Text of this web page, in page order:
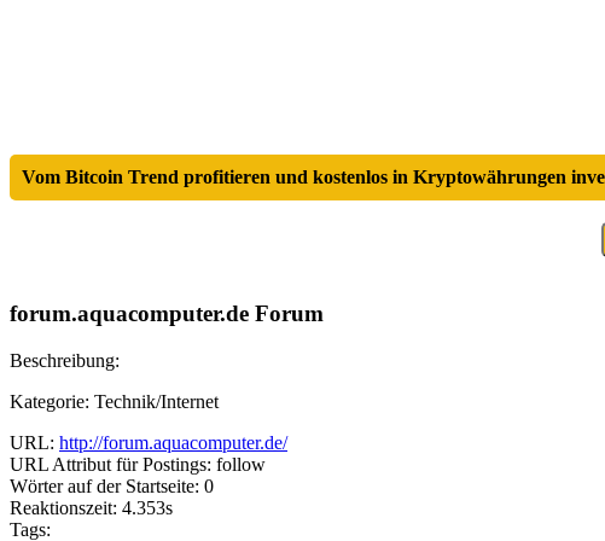
Vom Bitcoin Trend profitieren und kostenlos in Kryptowährungen
forum.aquacomputer.de Forum
Beschreibung:
Kategorie: Technik/Internet
URL: http://forum.aquacomputer.de/
URL Attribut für Postings: follow
Wörter auf der Startseite: 0
Reaktionszeit: 4.353s
Tags: